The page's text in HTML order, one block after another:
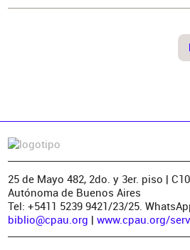
25 de Mayo 482, 2do. y 3er. piso |
Autónoma de Buenos Aires
Tel: +5411 5239 9421/23/25.
biblio@cpau.org | www.cpau.org/